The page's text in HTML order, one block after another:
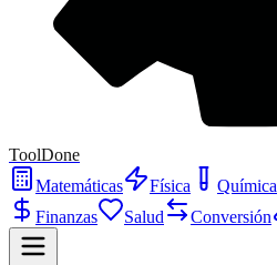
ToolDone
Matemáticas
Física Química
Finanzas
Salud Conversión